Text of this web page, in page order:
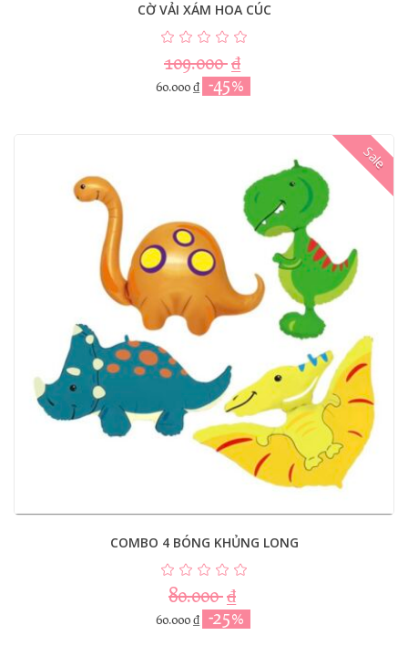
CỜ VẢI XÁM HOA CÚC
109.000₫
60.000₫ -45%
Sale
COMBO 4 BÓNG KHỦNG LONG
80.000₫
60.000₫ -25%